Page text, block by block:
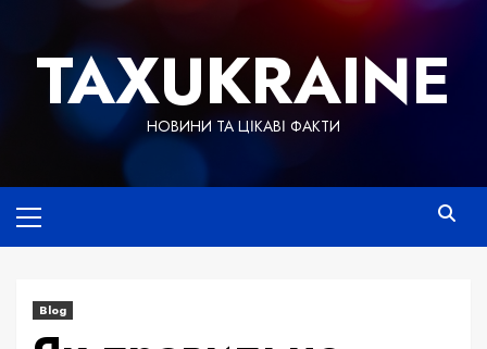
contentTAXUKRAINE
НОВИНИ ТА ЦІКАВІ ФАКТИ
Menu
Blog